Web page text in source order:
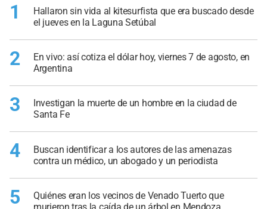
1
Hallaron sin vida al kitesurfista que era buscado desde
el jueves en la Laguna Setúbal
2
En vivo: así cotiza el dólar hoy, viernes 7 de agosto, en
Argentina
3
Investigan la muerte de un hombre en la ciudad de
Santa Fe
4
Buscan identificar a los autores de las amenazas
contra un médico, un abogado y un periodista
5
Quiénes eran los vecinos de Venado Tuerto que